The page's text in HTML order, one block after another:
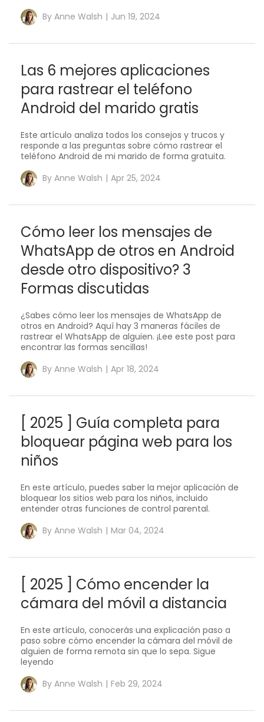
By Anne Walsh | Jun 19, 2024
Las 6 mejores aplicaciones
para rastrear el teléfono
Android del marido gratis
Este artículo analiza todos los consejos y trucos y
responde a las preguntas sobre cómo rastrear el
teléfono Android de mi marido de forma gratuita.
By Anne Walsh | Apr 25, 2024
Cómo leer los mensajes de
WhatsApp de otros en Android
desde otro dispositivo? 3
Formas discutidas
¿Sabes cómo leer los mensajes de WhatsApp de
otros en Android? Aquí hay 3 maneras fáciles de
rastrear el WhatsApp de alguien. ¡Lee este post para
encontrar las formas sencillas!
By Anne Walsh | Apr 18, 2024
[ 2025 ] Guía completa para
bloquear página web para los
niños
En este artículo, puedes saber la mejor aplicación de
bloquear los sitios web para los niños, incluido
entender otras funciones de control parental.
By Anne Walsh | Mar 04, 2024
[ 2025 ] Cómo encender la
cámara del móvil a distancia
En este artículo, conocerás una explicación paso a
paso sobre cómo encender la cámara del móvil de
alguien de forma remota sin que lo sepa. Sigue
leyendo
By Anne Walsh | Feb 29, 2024